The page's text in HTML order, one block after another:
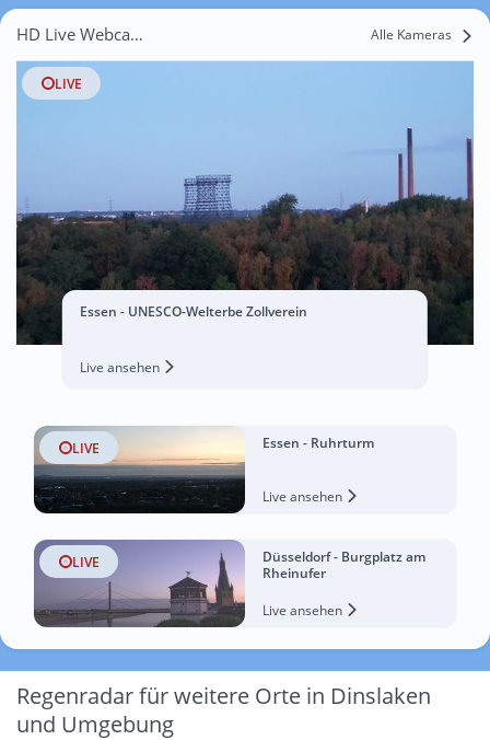
HD Live Webcams Dinslaken Alle Kameras
LIVE
Essen - UNESCO-Welterbe Zollverein
Live ansehen
LIVE Essen - Ruhrturm
Live ansehen
LIVE
Düsseldorf - Burgplatz am
Rheinufer
Live ansehen
Regenradar für weitere Orte in Dinslaken
und Umgebung